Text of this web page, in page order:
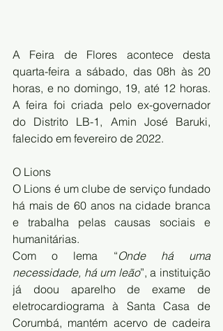
A Feira de Flores acontece desta
quarta-feira a sábado, das 08h às 20
horas, e no domingo, 19, até 12 horas.
A feira foi criada pelo ex-governador
do Distrito LB-1, Amin José Baruki,
falecido em fevereiro de 2022.
O Lions
O Lions é um clube de serviço fundado
há mais de 60 anos na cidade branca
e trabalha pelas causas sociais e
humanitárias.
Com o lema “Onde há uma
necessidade, há um leão”, a instituição
já doou aparelho de exame de
eletrocardiograma à Santa Casa de
Corumbá, mantém acervo de cadeira